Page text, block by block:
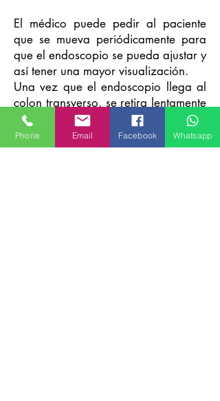
El médico puede pedir al paciente
que se mueva periódicamente para
que el endoscopio se pueda ajustar y
así tener una mayor visualización.
Una vez que el endoscopio llega al
colon transverso, se retira lentamente
al endoscopio mientras que una vez
más se examina cuidadosamente el
recubrimiento del colon.
Phone Email Facebook Whatsapp